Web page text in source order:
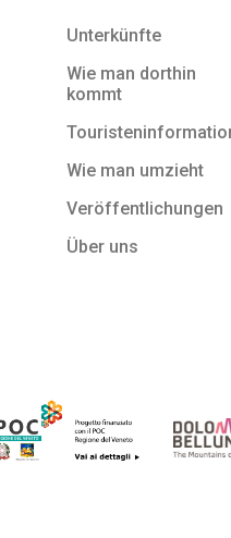
Unterkünfte
Wie man dorthin
kommt
Wie man umzieht
Veröffentlichungen
Über uns